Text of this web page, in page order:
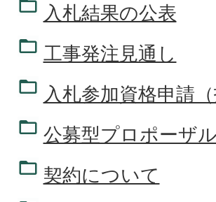
入札結果の公表
工事発注見通し
入札参加資格申請（
公募型プロポーザル
契約について